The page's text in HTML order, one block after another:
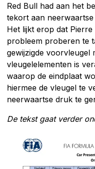
Red Bull had aan het
tekort aan
Het lijkt erop dat
probleem proberen te
gewijzigde voorvleugel
vleugelelementen is
waarop de eindplaat
hiermee de vleugel te
neerwaartse druk te
De tekst gaat verder